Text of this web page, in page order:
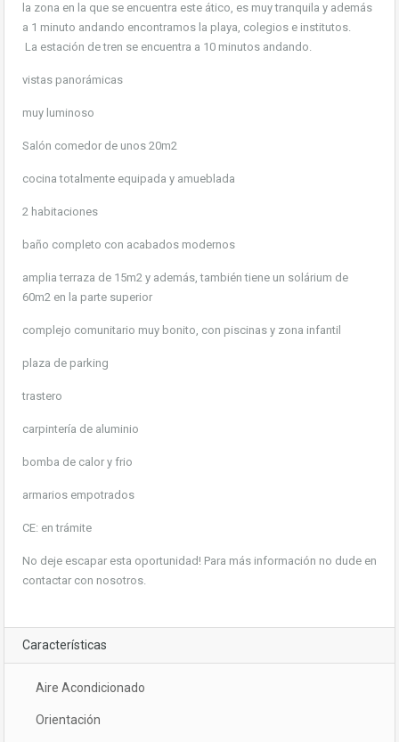
la zona en la que se encuentra este ático, es muy tranquila y además
a 1 minuto andando encontramos la playa, colegios e institutos.
La estación de tren se encuentra a 10 minutos andando.
vistas panorámicas
muy luminoso
Salón comedor de unos 20m2
cocina totalmente equipada y amueblada
2 habitaciones
baño completo con acabados modernos
amplia terraza de 15m2 y además, también tiene un solárium de
60m2 en la parte superior
complejo comunitario muy bonito, con piscinas y zona infantil
plaza de parking
trastero
carpintería de aluminio
bomba de calor y frio
armarios empotrados
CE: en trámite
No deje escapar esta oportunidad! Para más información no dude en
contactar con nosotros.
Características
Aire Acondicionado
Orientación